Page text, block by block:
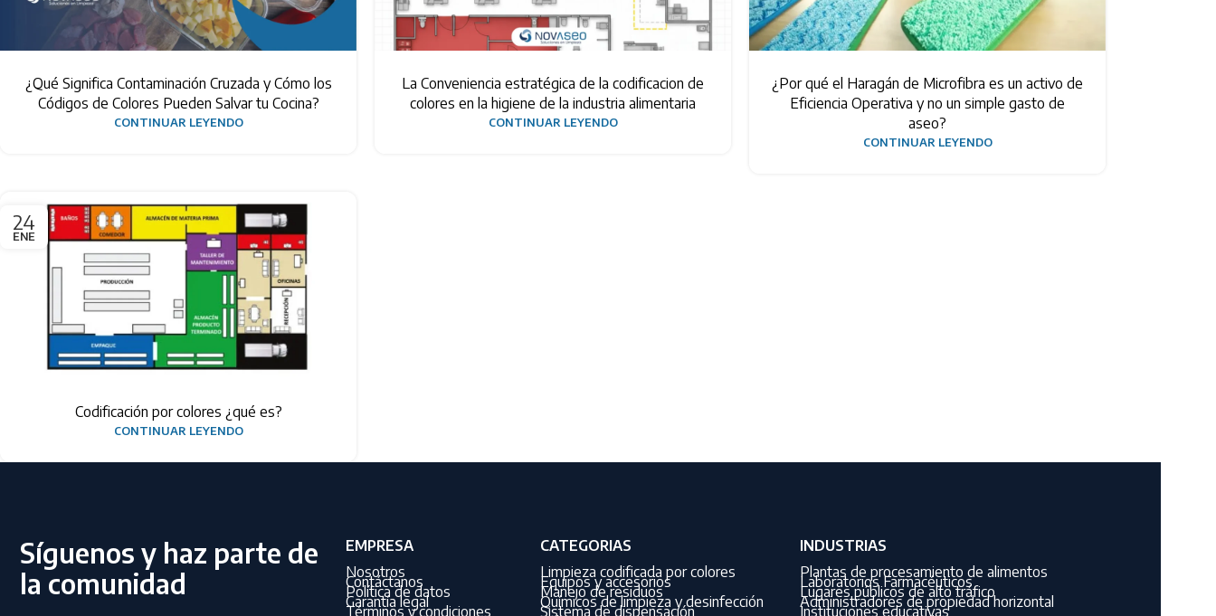
¿Qué Significa Contaminación Cruzada y Cómo los
Códigos de Colores Pueden Salvar tu Cocina?
CONTINUAR LEYENDO
La Conveniencia estratégica de la codificacion de
colores en la higiene de la industria alimentaria
CONTINUAR LEYENDO
¿Por qué el Haragán de Microfibra es un activo de
Eficiencia Operativa y no un simple gasto de
aseo?
CONTINUAR LEYENDO
24
ENE
Codificación por colores ¿qué es?
CONTINUAR LEYENDO
Síguenos y haz parte de
la comunidad
EMPRESA
Nosotros
Contáctanos
Política de datos
Garantía legal
Términos y condiciones
CATEGORIAS
Limpieza codificada por colores
Equipos y accesorios
Manejo de residuos
Químicos de limpieza y desinfección
Sistema de dispensación
INDUSTRIAS
Plantas de procesamiento de alimentos
Laboratorios Farmacéuticos
Lugares públicos de alto tráfico
Administradores de propiedad horizontal
Instituciones educativas